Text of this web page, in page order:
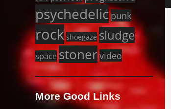
psychedelic punk
rock shoegaze sludge
space stoner video
More Good Links